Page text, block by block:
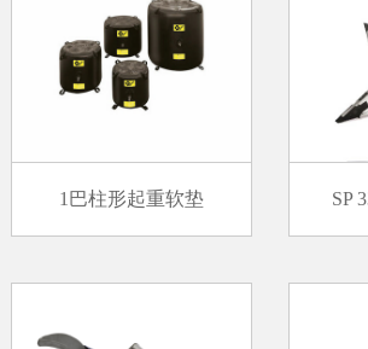
1巴柱形起重软垫 SP